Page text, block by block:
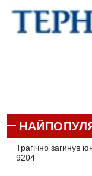
Трагічно загинув
9204